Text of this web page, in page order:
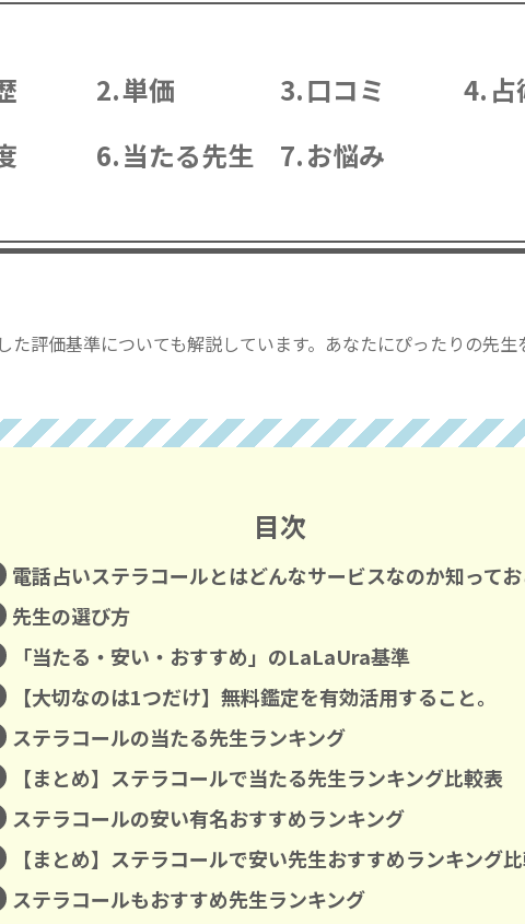
単価 口コミ
当たる先生 お悩み
た評価基準についても解説しています。あなたにぴったりの先
目次
電話占いステラコールとはどんなサービスなのか知って
先生の選び方
「当たる・安い・おすすめ」のLaLaUra基準
【大切なのは1つだけ】無料鑑定を有効活用すること。
ステラコールの当たる先生ランキング
【まとめ】ステラコールで当たる先生ランキング比較表
ステラコールの安い有名おすすめランキング
【まとめ】ステラコールで安い先生おすすめランキング
ステラコールもおすすめ先生ランキング